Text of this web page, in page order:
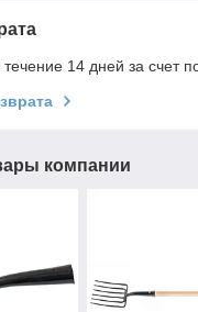
14 дней за счет
компании